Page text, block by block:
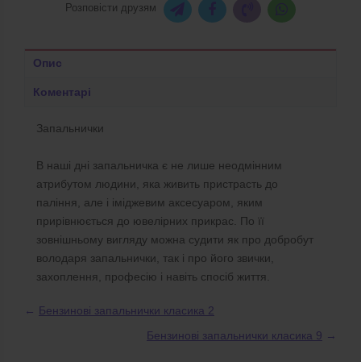
Розповісти друзям
Опис
Коментарі
Запальнички
В наші дні запальничка є не лише неодмінним
атрибутом людини, яка живить пристрасть до
паління, але і іміджевим аксесуаром, яким
прирівнюється до ювелірних прикрас. По її
зовнішньому вигляду можна судити як про добробут
володаря запальнички, так і про його звички,
захоплення, професію і навіть спосіб життя.
← Бензинові запальнички класика 2
Бензинові запальнички класика 9 →